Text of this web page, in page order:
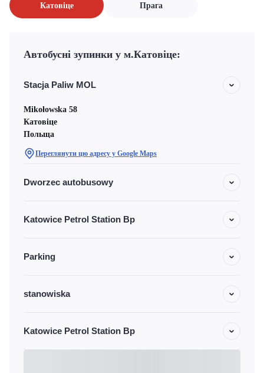
Катовіце Прага
Автобусні зупинки у м.Катовіце:
Stacja Paliw MOL
Mikołowska 58
Катовіце
Польща
Переглянути цю адресу у Google Maps
Dworzec autobusowy
Katowice Petrol Station Bp
Parking
stanowiska
Katowice Petrol Station Bp